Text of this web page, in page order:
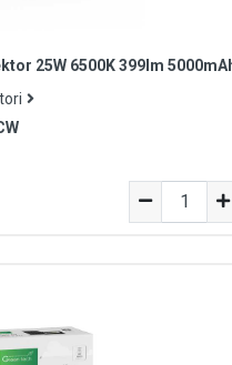
25W 6500K 399lm